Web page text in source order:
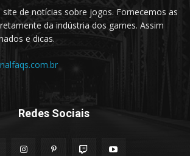
site de notícias sobre jogos. Fornecemos as
da indústria dos games. Assim
e dicas.
Redes Sociais